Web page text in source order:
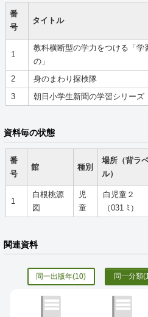
番
号
タイトル
1
教科横断型の学力をつける「学
の」
2 身のまわり探検隊
3 朝日小学生新聞の学習シリーズ
資料毎の状態
番
号
館 種別
場所（背ラ
ル）
1
白根桃源
図
児
童
白児童２
（031 ﾐ）
関連資料
同一出版年(10) 同一分類